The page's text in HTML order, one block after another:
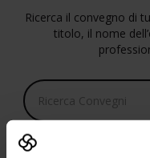
Ricerca il convegno di
titolo, il nome